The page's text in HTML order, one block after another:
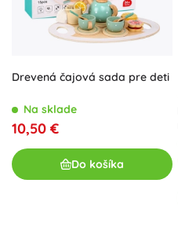
Drevená čajová sada pre deti
Na sklade
10,50 €
Do košíka